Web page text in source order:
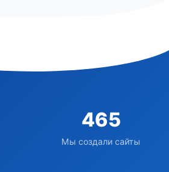
465
Мы создали сайты